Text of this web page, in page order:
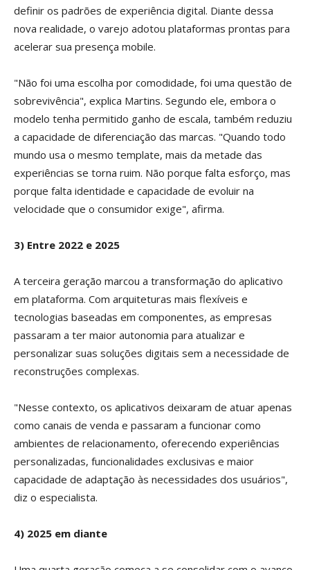
definir os padrões de experiência digital. Diante dessa
nova realidade, o varejo adotou plataformas prontas para
acelerar sua presença mobile.
"Não foi uma escolha por comodidade, foi uma questão de
sobrevivência", explica Martins. Segundo ele, embora o
modelo tenha permitido ganho de escala, também reduziu
a capacidade de diferenciação das marcas. "Quando todo
mundo usa o mesmo template, mais da metade das
experiências se torna ruim. Não porque falta esforço, mas
porque falta identidade e capacidade de evoluir na
velocidade que o consumidor exige", afirma.
3) Entre 2022 e 2025
A terceira geração marcou a transformação do aplicativo
em plataforma. Com arquiteturas mais flexíveis e
tecnologias baseadas em componentes, as empresas
passaram a ter maior autonomia para atualizar e
personalizar suas soluções digitais sem a necessidade de
reconstruções complexas.
"Nesse contexto, os aplicativos deixaram de atuar apenas
como canais de venda e passaram a funcionar como
ambientes de relacionamento, oferecendo experiências
personalizadas, funcionalidades exclusivas e maior
capacidade de adaptação às necessidades dos usuários",
diz o especialista.
4) 2025 em diante